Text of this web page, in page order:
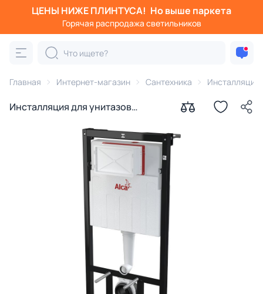
ЦЕНЫ НИЖЕ ПЛИНТУСА! Но выше паркета
Горячая распродажа светильников
Главная Интернет-магазин Сантехника Инсталляции
Инсталляция для унитазов